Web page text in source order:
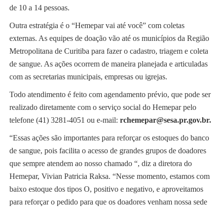
de 10 a 14 pessoas.
Outra estratégia é o “Hemepar vai até você” com coletas
externas. As equipes de doação vão até os municípios da Região
Metropolitana de Curitiba para fazer o cadastro, triagem e coleta
de sangue. As ações ocorrem de maneira planejada e articuladas
com as secretarias municipais, empresas ou igrejas.
Todo atendimento é feito com agendamento prévio, que pode ser
realizado diretamente com o serviço social do Hemepar pelo
telefone (41) 3281-4051 ou e-mail: rchemepar@sesa.pr.gov.br.
“Essas ações são importantes para reforçar os estoques do banco
de sangue, pois facilita o acesso de grandes grupos de doadores
que sempre atendem ao nosso chamado “, diz a diretora do
Hemepar, Vivian Patricia Raksa. “Nesse momento, estamos com
baixo estoque dos tipos O, positivo e negativo, e aproveitamos
para reforçar o pedido para que os doadores venham nossa sede